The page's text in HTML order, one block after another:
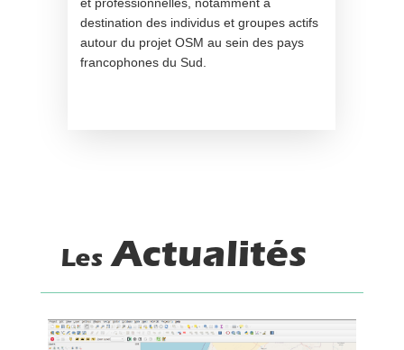
et professionnelles, notamment à
destination des individus et groupes actifs
autour du projet OSM au sein des pays
francophones du Sud.
LesActualités